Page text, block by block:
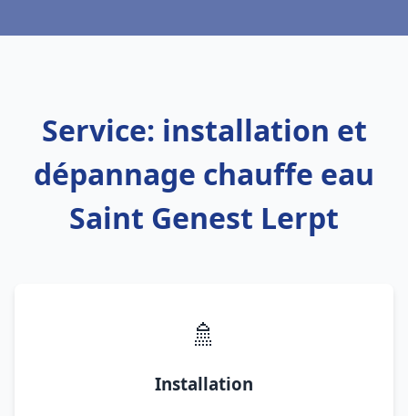
Service: installation et
dépannage chauffe eau
Saint Genest Lerpt
🚿
Installation